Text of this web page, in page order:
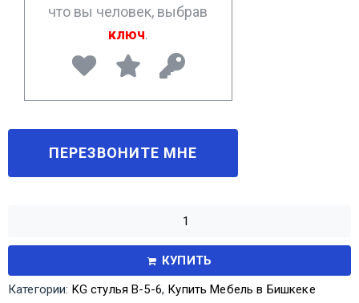
что вы человек, выбрав
ключ.
КУПИТЬ
Категории: KG стулья В-5-6, Купить Мебель в Бишкеке